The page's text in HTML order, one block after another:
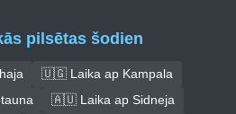
pilsētas šodien
🇺🇬 Laika ap Kampala
🇦🇺 Laika ap Sidneja